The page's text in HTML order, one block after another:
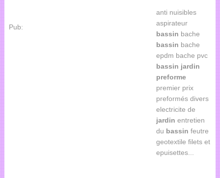
Pub:
anti nuisibles
aspirateur
bassin bache
bassin bache
epdm bache pvc
bassin jardin
preforme
premier prix
preformés divers
electricite de
jardin entretien
du bassin feutre
geotextile filets et
epuisettes...